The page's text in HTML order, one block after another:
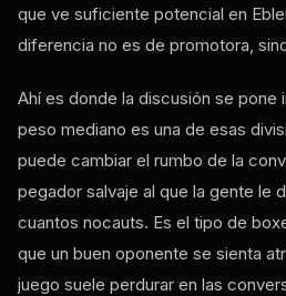
que ve suficiente potencial en
diferencia no es de promotora,
Ahí es donde la discusión se pone
peso mediano es una de esas
puede cambiar el rumbo de la
pegador salvaje al que la gente le
cuantos nocauts. Es el tipo de
que un buen oponente se sienta
juego suele perdurar en las